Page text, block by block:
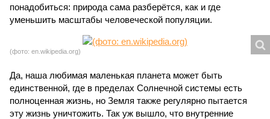
понадобиться: природа сама разберётся, как и где
уменьшить масштабы человеческой популяции.
(фото: en.wikipedia.org)
Да, наша любимая маленькая планета может быть
единственной, где в пределах Солнечной системы есть
полноценная жизнь, но Земля также регулярно пытается
эту жизнь уничтожить. Так уж вышло, что внутренние